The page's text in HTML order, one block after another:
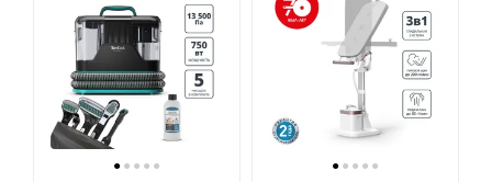
● ● ● ● ● ● ● ● ● ●